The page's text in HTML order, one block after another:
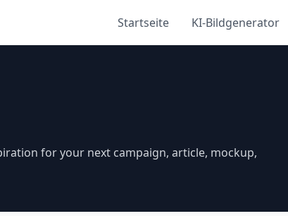
Startseite KI-Bildgenerator
for your next campaign, article, mockup,